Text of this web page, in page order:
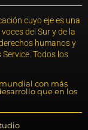
cuyo eje es una
del Sur y de la
humanos y
Todos los
con más
que en los